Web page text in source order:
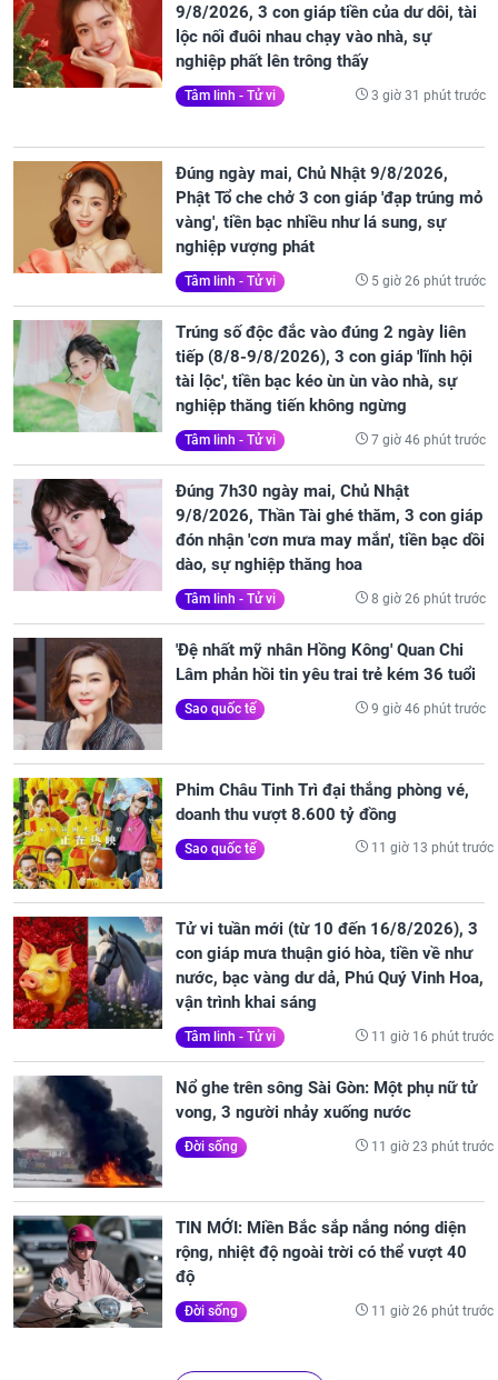
9/8/2026, 3 con giáp tiền của dư dôi, tài
lộc nối đuôi nhau chạy vào nhà, sự
nghiệp phất lên trông thấy
Tâm linh - Tử vi 3 giờ 31 phút trước
Đúng ngày mai, Chủ Nhật 9/8/2026,
Phật Tổ che chở 3 con giáp 'đạp trúng mỏ
vàng', tiền bạc nhiều như lá sung, sự
nghiệp vượng phát
Tâm linh - Tử vi 5 giờ 26 phút trước
Trúng số độc đắc vào đúng 2 ngày liên
tiếp (8/8-9/8/2026), 3 con giáp 'lĩnh hội
tài lộc', tiền bạc kéo ùn ùn vào nhà, sự
nghiệp thăng tiến không ngừng
Tâm linh - Tử vi 7 giờ 46 phút trước
Đúng 7h30 ngày mai, Chủ Nhật
9/8/2026, Thần Tài ghé thăm, 3 con giáp
đón nhận 'cơn mưa may mắn', tiền bạc dồi
dào, sự nghiệp thăng hoa
Tâm linh - Tử vi 8 giờ 26 phút trước
'Đệ nhất mỹ nhân Hồng Kông' Quan Chi
Lâm phản hồi tin yêu trai trẻ kém 36 tuổi
Sao quốc tế 9 giờ 46 phút trước
Phim Châu Tinh Trì đại thắng phòng vé,
doanh thu vượt 8.600 tỷ đồng
Sao quốc tế 11 giờ 13 phút trước
Tử vi tuần mới (từ 10 đến 16/8/2026), 3
con giáp mưa thuận gió hòa, tiền về như
nước, bạc vàng dư dả, Phú Quý Vinh Hoa,
vận trình khai sáng
Tâm linh - Tử vi 11 giờ 16 phút trước
Nổ ghe trên sông Sài Gòn: Một phụ nữ tử
vong, 3 người nhảy xuống nước
Đời sống 11 giờ 23 phút trước
TIN MỚI: Miền Bắc sắp nắng nóng diện
rộng, nhiệt độ ngoài trời có thể vượt 40
độ
Đời sống 11 giờ 26 phút trước